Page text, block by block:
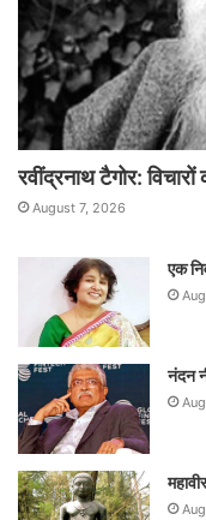
रवींद्रनाथ टैगोर:
August 7, 2026
एक
नंदन